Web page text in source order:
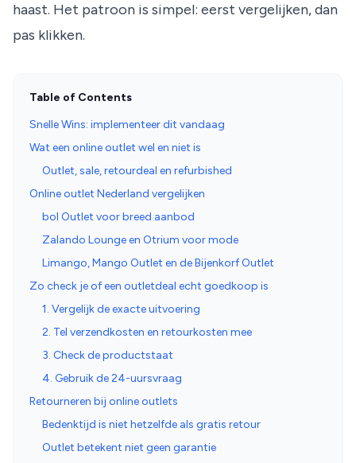
haast. Het patroon is simpel: eerst vergelijken, dan
pas klikken.
Table of Contents
Snelle Wins: implementeer dit vandaag
Wat een online outlet wel en niet is
Outlet, sale, retourdeal en refurbished
Online outlet Nederland vergelijken
bol Outlet voor breed aanbod
Zalando Lounge en Otrium voor mode
Limango, Mango Outlet en de Bijenkorf Outlet
Zo check je of een outletdeal echt goedkoop is
1. Vergelijk de exacte uitvoering
2. Tel verzendkosten en retourkosten mee
3. Check de productstaat
4. Gebruik de 24-uursvraag
Retourneren bij online outlets
Bedenktijd is niet hetzelfde als gratis retour
Outlet betekent niet geen garantie